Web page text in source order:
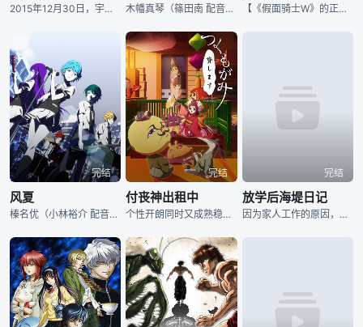
2015年12月30日，宇宙探索船Luxion船长，高屋法子的父亲在宇宙中过世。少女高屋法子立志成为像爸爸一样的宇宙驾驶员，并为之奋斗。 6年后，高屋法子成为了中学生。学校开设了机器人驾驶的课程 木幡真琴（篠田南 配音）是一名见习魔女，同时亦是一名十五岁的高中一年级女生。魔女界有一个约定俗成的规矩，那就是在十五岁成人礼之后，魔女们便要走上社会开始独自生活，进行魔女的修行。如此，真琴孤身一人 【《假面骑士W》的正统续作漫画 动画化决定】特摄《#假面骑士# W》的正统续作漫画《风都侦探》宣布动画化决定！《假面骑士W》的制作人 冢田英明 将担任动画的综合制作人。本作预计将于2022年夏天开
完结
风夏
榛名优（小林裕介 配音）是刚刚搬到东京来生活的平凡少年，沉默寡言的他个性十分内向，唯有依靠手机来派遣心中的所思所想，所以在外人眼中，榛名优就是一个整天抱着手机的“低头族”。一次偶然之中，榛名优邂逅
完结
付丧神出租中
个性开朗同时又成熟稳重的阿红（小松未可子 配音）和弟弟清次（夏木淳弥 配音）过着相依为命的生活，两人共同经营着一件名为出云屋的古董店，店里所售卖的，全部都是有着上百年历史的老古董，时间的精华凝聚在
完结
放学后海堤日记
因为家人工作的原因，原本生活在繁华大都市的鹤木阳渚（高尾奏音 配音）搬到了风景秀美的乡下，并且进入了那里的学校就读。并不适应室外作业的阳渚本想加入学校的手工社团，哪知道在误打误撞之下遇见了名为黑岩